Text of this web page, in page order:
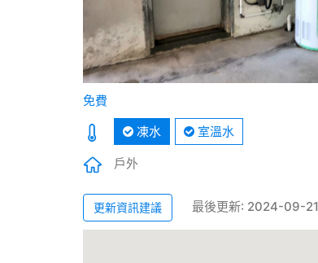
免費
凍水
室溫水
戶外
更新資訊建議 最後更新: 2024-09-21